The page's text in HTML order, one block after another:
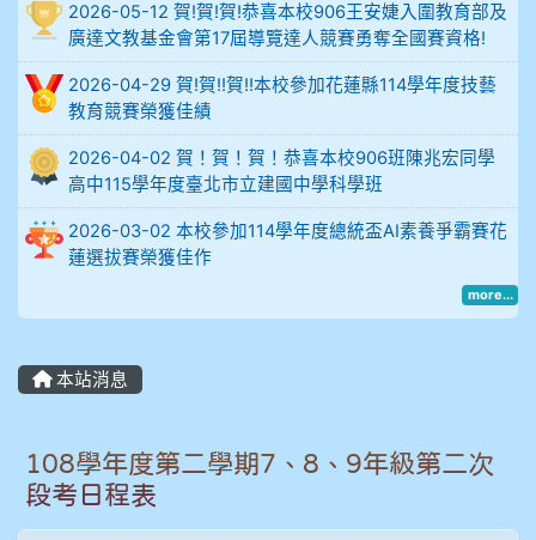
914謝佩臻 5A10+
902蘇奕愷
903陳品帆
904彭子庭
905蔣昇和
905周沛蓉
905鄭瑀安
907張晏寧
2026-05-12 賀!賀!賀!恭喜本校906王安婕入圍教育部及
廣達文教基金會第17屆導覽達人競賽勇奪全國賽資格!
2026-04-29 賀!賀!!賀!!本校參加花蓮縣114學年度技藝
教育競賽榮獲佳績
2026-04-02 賀！賀！賀！恭喜本校906班陳兆宏同學
高中115學年度臺北市立建國中學科學班
2026-03-02 本校參加114學年度總統盃AI素養爭霸賽花
蓮選拔賽榮獲佳作
more...
本站消息
108學年度第二學期7、8、9年級第二次
段考日程表